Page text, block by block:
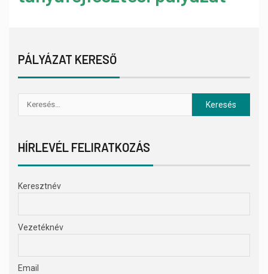
PÁLYÁZAT KERESŐ
HÍRLEVÉL FELIRATKOZÁS
Keresztnév
Vezetéknév
Email